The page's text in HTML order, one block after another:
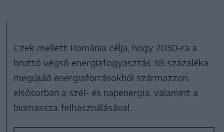
Ezek mellett Románia célja, hogy 2030-ra a
bruttó végső energiafogyasztás 38 százaléka
megújuló energiaforrásokból származzon,
elsősorban a szél- és napenergia, valamint a
biomassza felhasználásával.